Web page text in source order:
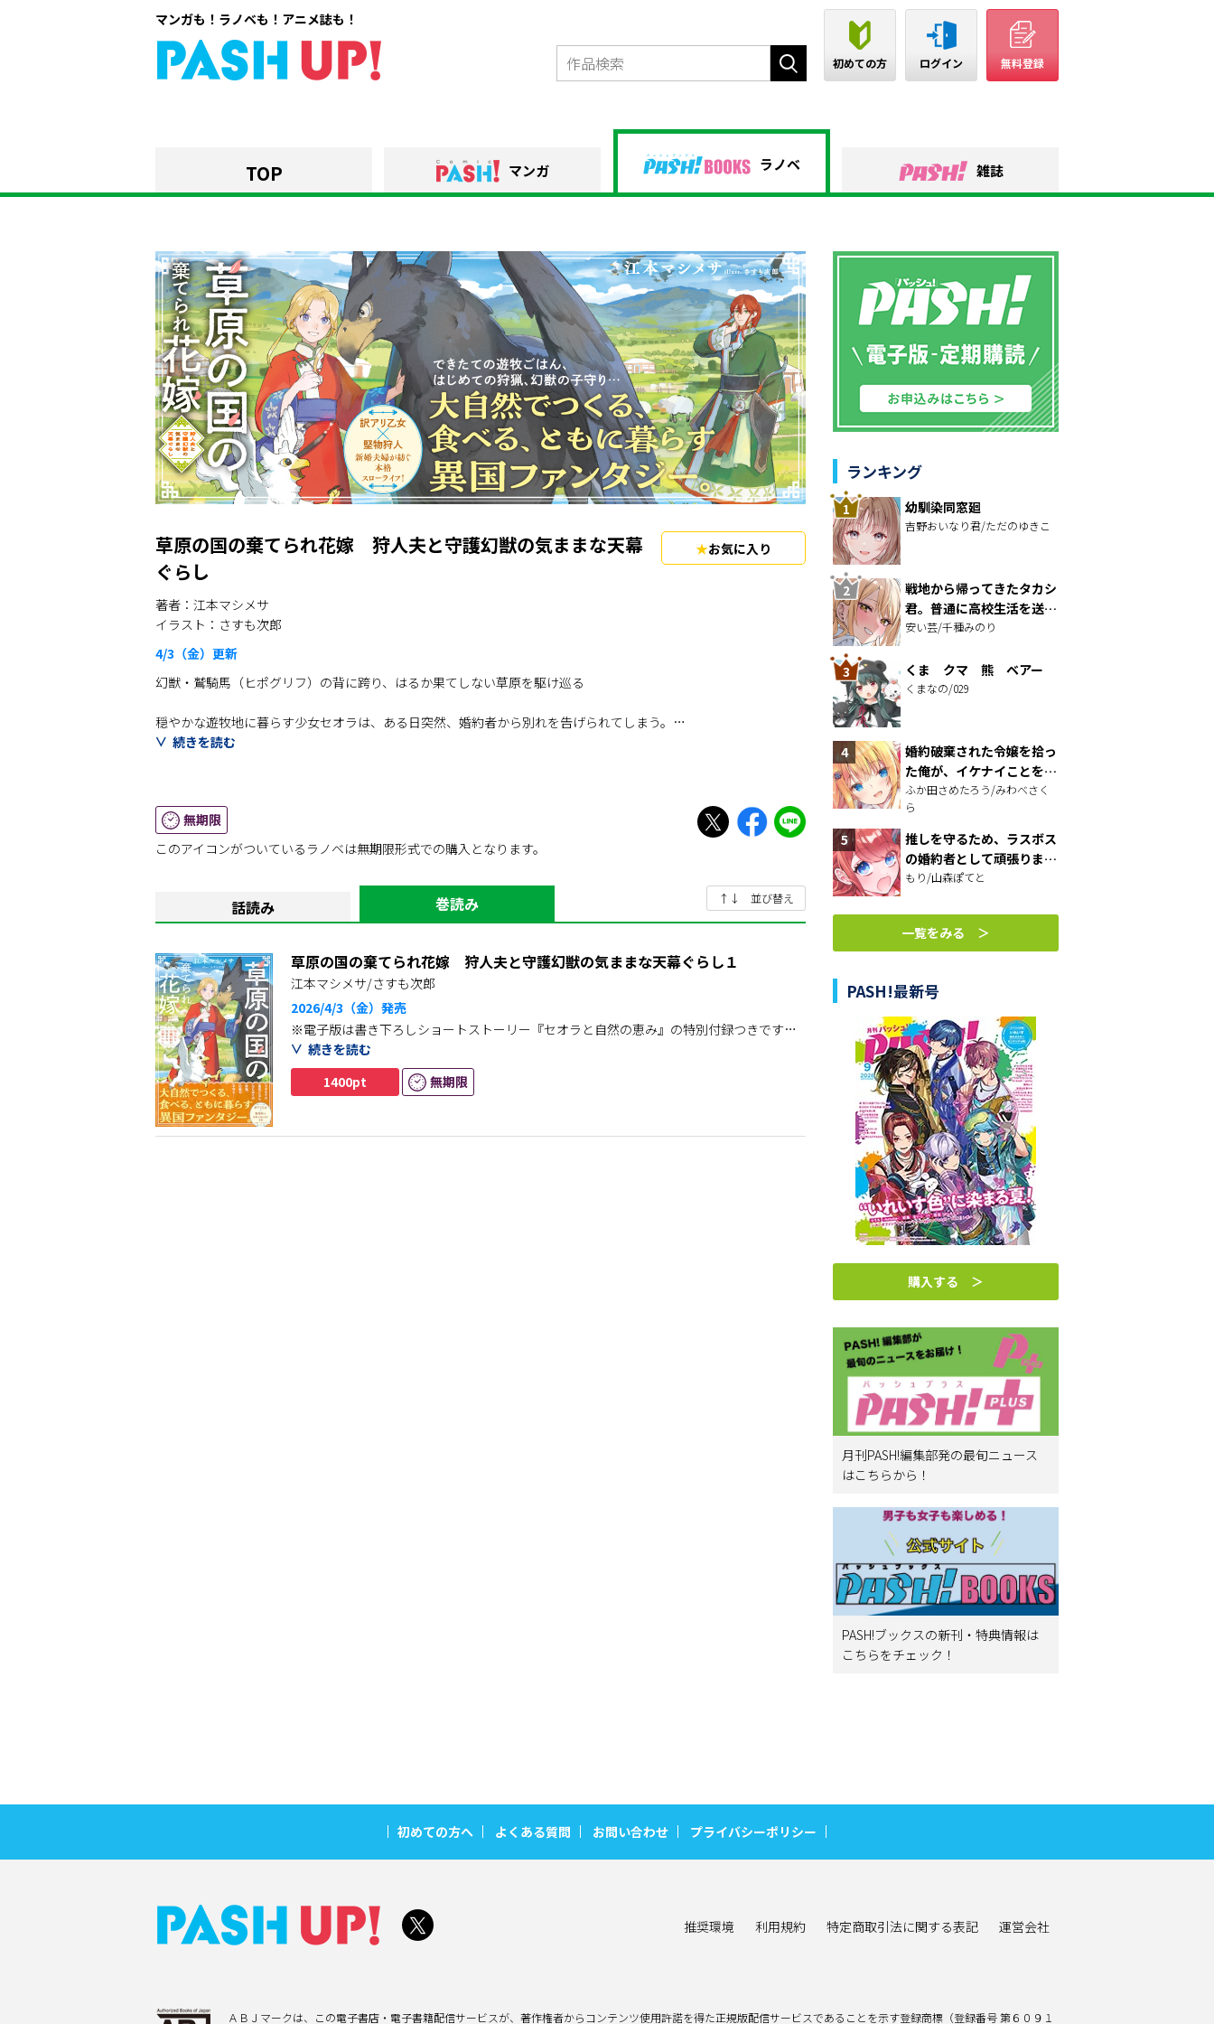
マンガも！ラノベも！アニメ誌も！
初めての方 ログイン 無料登録
TOP マンガ ラノベ 雑誌
草原の国の棄てられ花嫁 狩人夫と守護幻獣の気ままな天幕
ぐらし
著者：江本マシメサ
イラスト：さすも次郎
4/3（金） 更新
幻獣・鷲騎馬（ヒポグリフ）の背に跨り、はるか果てしない草原を駆け巡る――
穏やかな遊牧地に暮らす少女セオラは、ある日突然、婚約者から別れを告げられてしまう。
取り残されたセオラの前に現れたのは、漆黒の鷲騎馬を従えた幼なじみ・ スレン。
自然と共に迎える静寂な朝と夜、四季に彩られた雄大な大地……
悠久の地を舞台に繰り広げられる、新婚夫婦の愛おしい日々の物語。
続きを読む
お気に入り
無期限
このアイコンがついているラノベは無期限形式での購入となります。
話読み 巻読み ↑↓ 並び替え
草原の国の棄てられ花嫁 狩人夫と守護幻獣の気ままな天幕ぐらし１
江本マシメサ/さすも次郎
2026/4/3（金）発売
※電子版は書き下ろしショートストーリー『セオラと自然の恵み』の特別付録つきです。
幻獣・鷲騎馬（ヒポグリフ）の背に跨り、はるか果てしない草原を駆け巡る――
続きを読む
1400pt
無期限
ランキング
幼馴染同窓廻
吉野おいなり君/ただのゆきこ
戦地から帰ってきたタカシ
君。普通に高校生活を送り
たい
安い芸/千種みのり
くま クマ 熊 ベアー
くまなの/029
婚約破棄された令嬢を拾っ
た俺が、イケナイことを教
え込む～美味しいものを食
べさせておしゃれをさせ
て、世界一幸せな少女にプ
ロデュース！～
ふか田さめたろう/みわべさく
ら
推しを守るため、ラスボス
の婚約者として頑張りま
す！
もり/山森ぽてと
一覧をみる ＞
PASH!最新号
購入する ＞
月刊PASH!編集部発の最旬ニュース
はこちらから！
PASH!ブックスの新刊・特典情報は
こちらをチェック！
初めての方へ よくある質問 お問い合わせ プライバシーポリシー
ＡＢＪマークは、この電子書店・電子書籍配信サービスが、著作権者からコンテンツ使用許諾を得た正規版配信サービスであることを示す登録商標（登録番号 第６０９１
推奨環境 利用規約 特定商取引法に関する表記 運営会社